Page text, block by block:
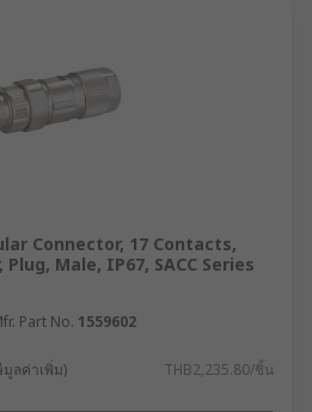
Connector, 17 Contacts,
Male, IP67, SACC Series
Part No. 1559602
ลค่าเพิ่ม) THB2,235.80/ชิ้น